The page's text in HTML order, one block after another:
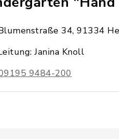
34, 91334
Janina Knoll
9484-200